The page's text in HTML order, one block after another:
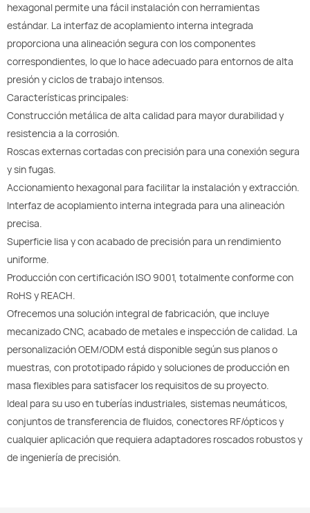
hexagonal permite una fácil instalación con herramientas
estándar. La interfaz de acoplamiento interna integrada
proporciona una alineación segura con los componentes
correspondientes, lo que lo hace adecuado para entornos de alta
presión y ciclos de trabajo intensos.
Características principales:
Construcción metálica de alta calidad para mayor durabilidad y
resistencia a la corrosión.
Roscas externas cortadas con precisión para una conexión segura
y sin fugas.
Accionamiento hexagonal para facilitar la instalación y extracción.
Interfaz de acoplamiento interna integrada para una alineación
precisa.
Superficie lisa y con acabado de precisión para un rendimiento
uniforme.
Producción con certificación ISO 9001, totalmente conforme con
RoHS y REACH.
Ofrecemos una solución integral de fabricación, que incluye
mecanizado CNC, acabado de metales e inspección de calidad. La
personalización OEM/ODM está disponible según sus planos o
muestras, con prototipado rápido y soluciones de producción en
masa flexibles para satisfacer los requisitos de su proyecto.
Ideal para su uso en tuberías industriales, sistemas neumáticos,
conjuntos de transferencia de fluidos, conectores RF/ópticos y
cualquier aplicación que requiera adaptadores roscados robustos y
de ingeniería de precisión.